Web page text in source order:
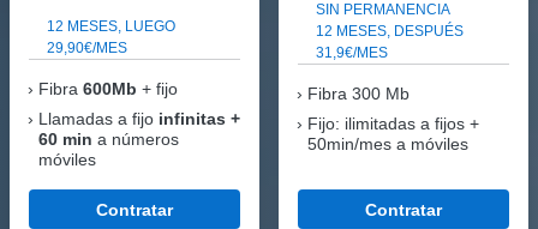
12 MESES, LUEGO
29,90€/MES
Fibra 600Mb + fijo
Llamadas a fijo infinitas +
60 min a números
móviles
Contratar
SIN PERMANENCIA
12 MESES, DESPUÉS
31,9€/MES
Fibra 300 Mb
Fijo: ilimitadas a fijos +
50min/mes a móviles
Contratar